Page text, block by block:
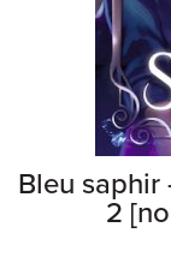
Bleu saphir
2